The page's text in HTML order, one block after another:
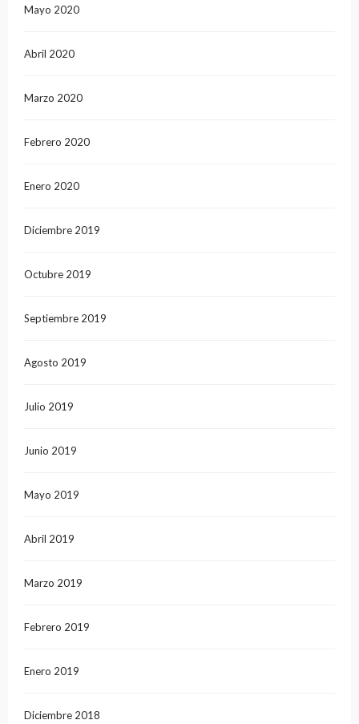
Mayo 2020
Abril 2020
Marzo 2020
Febrero 2020
Enero 2020
Diciembre 2019
Octubre 2019
Septiembre 2019
Agosto 2019
Julio 2019
Junio 2019
Mayo 2019
Abril 2019
Marzo 2019
Febrero 2019
Enero 2019
Diciembre 2018